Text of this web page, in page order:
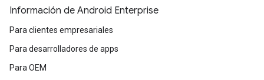
Información de Android Enterprise
Para clientes empresariales
Para desarrolladores de apps
Para OEM